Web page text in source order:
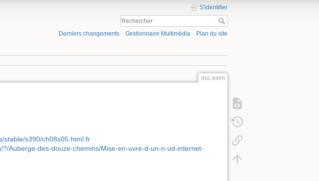
S'identifier
Derniers changements Gestionnaire Multimédia Plan du site
doc:exim
stable/s390/ch08s05.html.fr
?/Auberge-des-douze-chemins/Mise-en-uvre-d-un-n-ud-internet-